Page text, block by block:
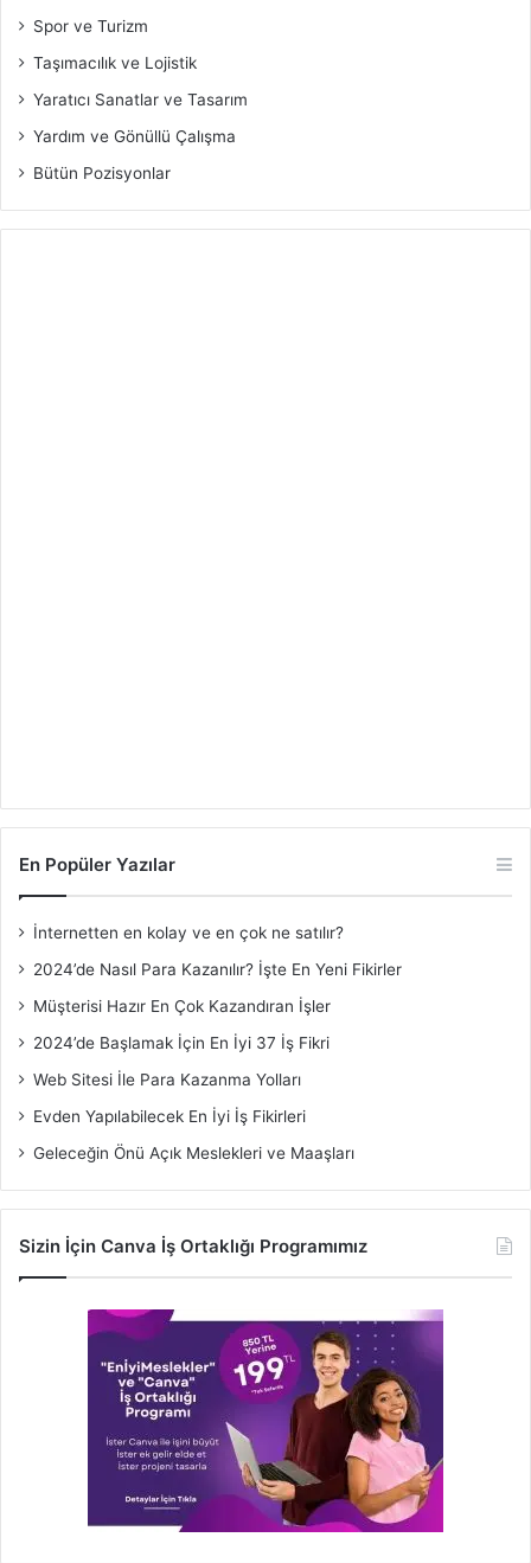
Spor ve Turizm
Taşımacılık ve Lojistik
Yaratıcı Sanatlar ve Tasarım
Yardım ve Gönüllü Çalışma
Bütün Pozisyonlar
En Popüler Yazılar
İnternetten en kolay ve en çok ne satılır?
2024’de Nasıl Para Kazanılır? İşte En Yeni Fikirler
Müşterisi Hazır En Çok Kazandıran İşler
2024’de Başlamak İçin En İyi 37 İş Fikri
Web Sitesi İle Para Kazanma Yolları
Evden Yapılabilecek En İyi İş Fikirleri
Geleceğin Önü Açık Meslekleri ve Maaşları
Sizin İçin Canva İş Ortaklığı Programımız